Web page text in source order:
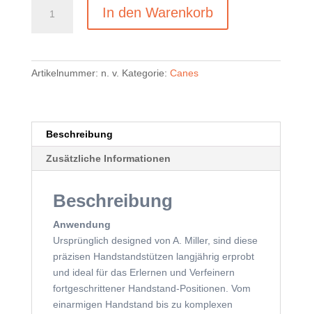
Miller
In den Warenkorb
Artikelnummer: n. v. Kategorie: Canes
Beschreibung
Zusätzliche Informationen
Beschreibung
Anwendung
Ursprünglich designed von A. Miller, sind diese
präzisen Handstandstützen langjährig erprobt
und ideal für das Erlernen und Verfeinern
fortgeschrittener Handstand-Positionen. Vom
einarmigen Handstand bis zu komplexen